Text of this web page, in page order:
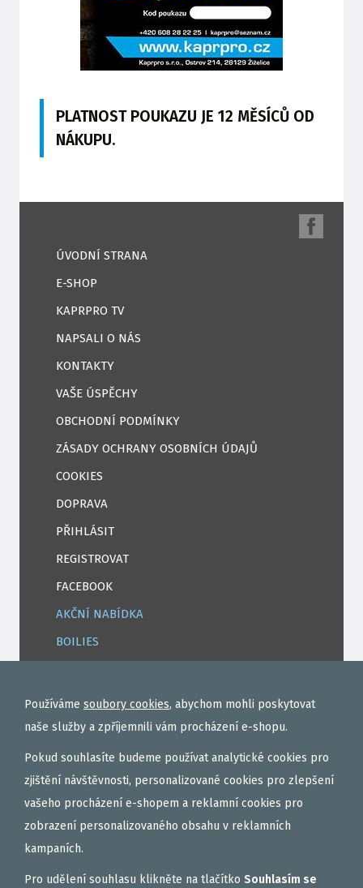
PLATNOST POUKAZU JE 12 MĚSÍCŮ OD
NÁKUPU.
ÚVODNÍ STRANA
E-SHOP
KAPRPRO TV
NAPSALI O NÁS
KONTAKTY
VAŠE ÚSPĚCHY
OBCHODNÍ PODMÍNKY
ZÁSADY OCHRANY OSOBNÍCH ÚDAJŮ
COOKIES
DOPRAVA
PŘIHLÁSIT
REGISTROVAT
FACEBOOK
AKČNÍ NABÍDKA
BOILIES
TEKUTÉ
OBALOVAČKY
VAŘENÝ PARTIKL
BIŽUTERIE NA MONTÁŽE
DÁRKOVÝ POUKAZ, DÁRKOVÁ KAZETA
AKČNÍ SETY
Používáme soubory cookies, abychom mohli poskytovat
naše služby a zpříjemnili vám procházení e-shopu.
Pokud souhlasíte budeme používat analytické cookies pro
zjištění návštěvnosti, personalizované cookies pro zlepšení
vašeho procházení e-shopem a reklamní cookies pro
zobrazení personalizovaného obsahu v reklamních
kampaních.
Pro udělení souhlasu klikněte na tlačítko Souhlasím se